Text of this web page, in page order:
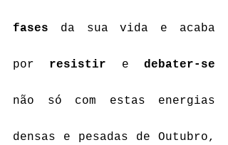
fases da sua vida e acaba
por resistir e debater-se
não só com estas energias
densas e pesadas de Outubro,